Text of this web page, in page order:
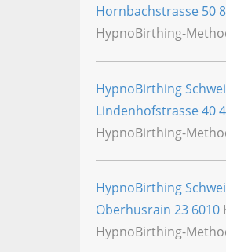
Hornbachstrasse 50
HypnoBirthing-
HypnoBirthing
Lindenhofstrasse 40
HypnoBirthing-
HypnoBirthing
Oberhusrain 23 6010
HypnoBirthing-